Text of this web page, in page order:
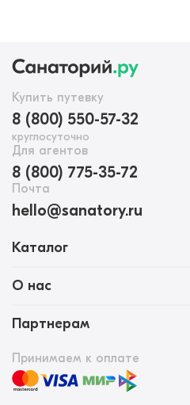
Купить путевку
8 (800) 550-57-32
круглосуточно
Для агентов
8 (800) 775-35-72
Почта
hello@sanatory.ru
Каталог
О нас
Партнерам
Принимаем к оплате